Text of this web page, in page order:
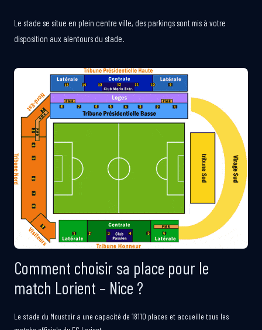
Le stade se situe en plein centre ville, des parkings sont mis à votre
disposition aux alentours du stade.
Comment choisir sa place pour le
match Lorient – Nice ?
Le stade du Moustoir a une capacité de 18110 places et accueille tous les